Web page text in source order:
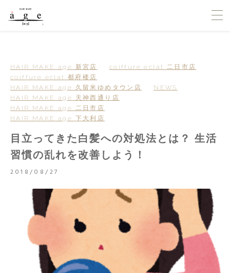
HAIR MAKE age 新宮店
coiffure eclat 二日市店
coiffure eclat 都府楼店
HAIR MAKE age 久留米ゆめタウン店
NEWS
HAIR MAKE age 天神西通り店
HAIR MAKE age 二日市店
HAIR MAKE age 下大利店
目立ってきた白髪への対処法とは？ 生活
習慣の乱れを改善しよう！
2018/08/27